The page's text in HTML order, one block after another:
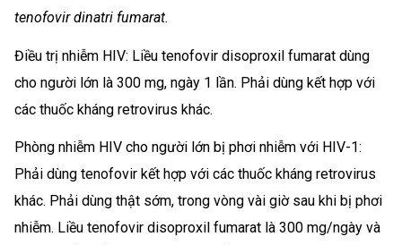
tenofovir dinatri fumarat.
Điều trị nhiễm HIV: Liều tenofovir disoproxil fumarat dùng
cho người lớn là 300 mg, ngày 1 lần. Phải dùng kết hợp với
các thuốc kháng retrovirus khác.
Phòng nhiễm HIV cho người lớn bị phơi nhiễm với HIV-1:
Phải dùng tenofovir kết hợp với các thuốc kháng retrovirus
khác. Phải dùng thật sớm, trong vòng vài giờ sau khi bị phơi
nhiễm. Liều tenofovir disoproxil fumarat là 300 mg/ngày và